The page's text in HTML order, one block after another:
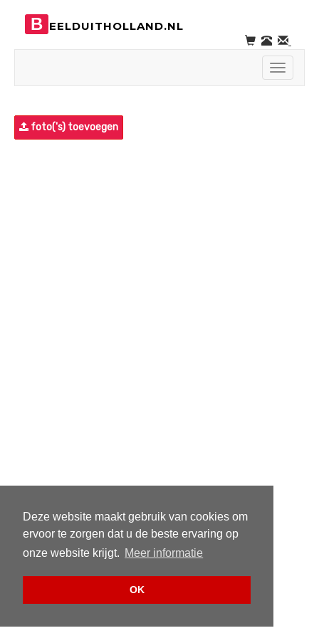
Deze website maakt gebruik van cookies om
ervoor te zorgen dat u de beste ervaring op
onze website krijgt. Meer informatie
OK
B EELDUITHOLLAND.NL
Toggle
foto('s) toevoegen